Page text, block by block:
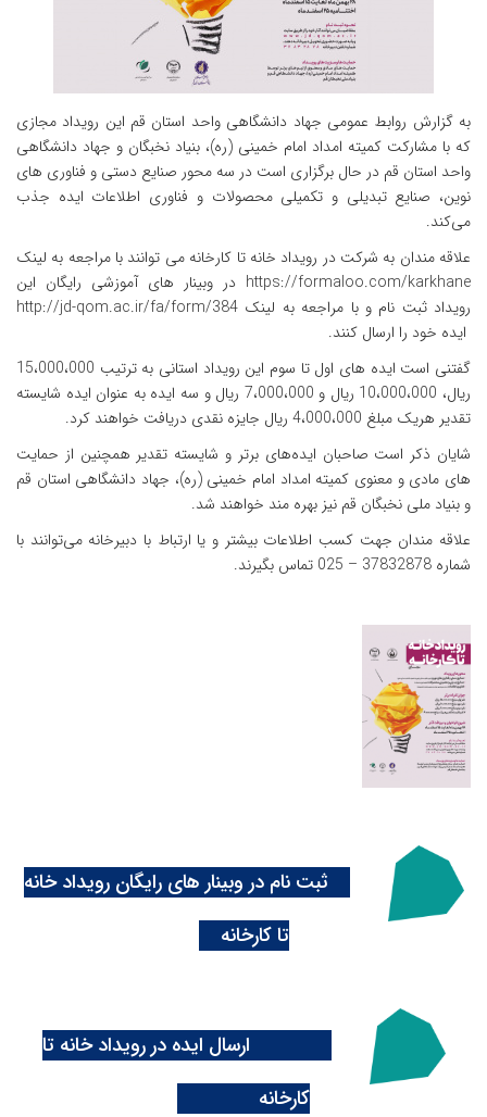
به گزارش روابط عمومی جهاد دانشگاهی واحد استان قم این رویداد مجازی
که با مشارکت کمیته امداد امام خمینی (ره)، بنیاد نخبگان و جهاد دانشگاهی
واحد استان قم در حال برگزاری است در سه محور صنایع دستی و فناوری های
نوین، صنایع تبدیلی و تکمیلی محصولات و فناوری اطلاعات ایده جذب
می‌کند.
علاقه مندان به شرکت در رویداد خانه تا کارخانه می توانند با مراجعه به لینک
https://formaloo.com/karkhane در وبینار های آموزشی رایگان این
رویداد ثبت نام و با مراجعه به لینک http://jd-qom.ac.ir/fa/form/384
ایده خود را ارسال کنند.
گفتنی است ایده های اول تا سوم این رویداد استانی به ترتیب 15،000،000
ریال، 10،000،000 ریال و 7،000،000 ریال و سه ایده به عنوان ایده شایسته
تقدیر هریک مبلغ 4،000،000 ریال جایزه نقدی دریافت خواهند کرد.
شایان ذکر است صاحبان ایده‌های برتر و شایسته تقدیر همچنین از حمایت
های مادی و معنوی کمیته امداد امام خمینی (ره)، جهاد دانشگاهی استان قم
و بنیاد ملی نخبگان قم نیز بهره مند خواهند شد.
علاقه مندان جهت کسب اطلاعات بیشتر و یا ارتباط با دبیرخانه می‌توانند با
شماره 37832878 – 025 تماس بگیرند.
ثبت نام در وبینار های رایگان رویداد خانه
تا کارخانه
ارسال ایده در رویداد خانه تا
کارخانه